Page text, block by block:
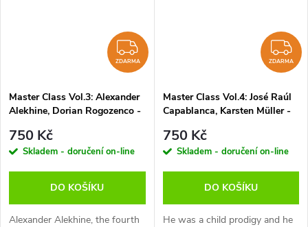
ZDARMA
ZDARMA
Master Class Vol.3: Alexander
Alekhine, Dorian Rogozenco -
německy)
750 Kč
Skladem - doručení on-line
DO KOŠÍKU
Alexander Alekhine, the fourth
ZDARMA
Master Class Vol.4: José Raúl
Capablanca, Karsten Müller -
německy)
750 Kč
Skladem - doručení on-line
DO KOŠÍKU
He was a child prodigy and he